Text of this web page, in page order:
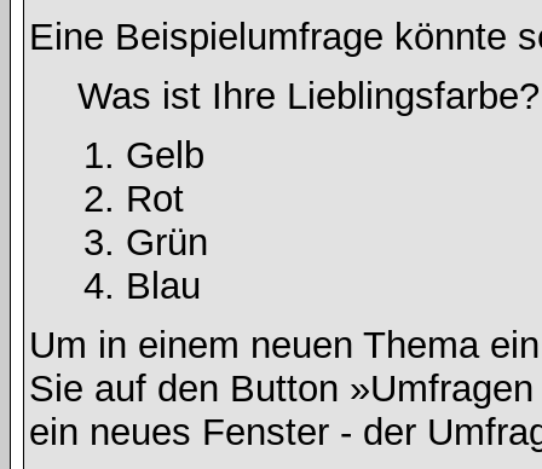
Eine Beispielumfrage könnte
Was ist Ihre Lieblingsfarbe?
Gelb
Rot
Grün
Blau
Um in einem neuen Thema
Sie auf den Button
ein neues Fenster - der